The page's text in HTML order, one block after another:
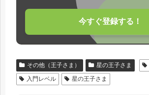
今すぐ登録する！
その他（王子さま） 星の王子さま
入門レベル
星の王子さま